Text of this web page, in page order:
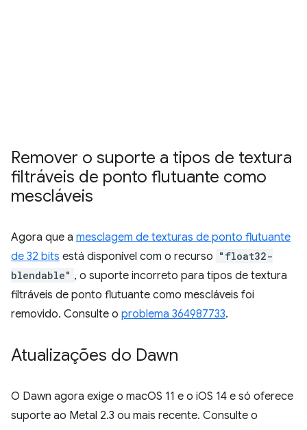
Remover o suporte a tipos de textura
filtráveis de ponto flutuante como
mescláveis
Agora que a mesclagem de texturas de ponto flutuante
de 32 bits está disponível com o recurso "float32-
blendable" , o suporte incorreto para tipos de textura
filtráveis de ponto flutuante como mescláveis foi
removido. Consulte o problema 364987733.
Atualizações do Dawn
O Dawn agora exige o macOS 11 e o iOS 14 e só oferece
suporte ao Metal 2.3 ou mais recente. Consulte o